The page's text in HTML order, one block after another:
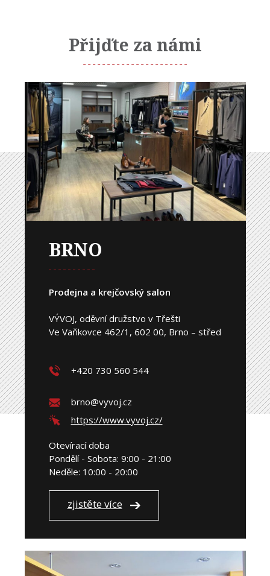
Přijďte za námi
BRNO
Prodejna a krejčovský salon
VÝVOJ, oděvní družstvo v Třešti
Ve Vaňkovce 462/1, 602 00, Brno – střed
+420 730 560 544
brno@vyvoj.cz
https://www.vyvoj.cz/
Otevírací doba
Pondělí - Sobota: 9:00 - 21:00
Neděle: 10:00 - 20:00
zjistěte více